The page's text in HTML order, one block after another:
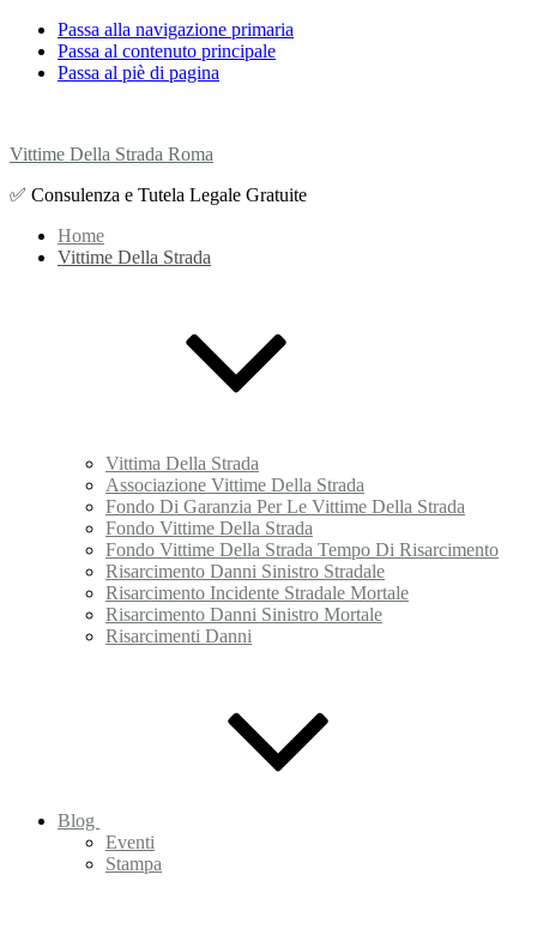
Passa alla navigazione primaria
Passa al contenuto principale
Passa al piè di pagina
Vittime Della Strada Roma
✅ Consulenza e Tutela Legale Gratuite
Home
Vittime Della Strada
Vittima Della Strada
Associazione Vittime Della Strada
Fondo Di Garanzia Per Le Vittime Della Strada
Fondo Vittime Della Strada
Fondo Vittime Della Strada Tempo Di Risarcimento
Risarcimento Danni Sinistro Stradale
Risarcimento Incidente Stradale Mortale
Risarcimento Danni Sinistro Mortale
Risarcimenti Danni
Blog
Eventi
Stampa